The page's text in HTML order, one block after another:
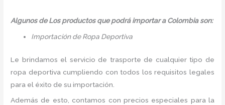
Algunos de Los productos que podrá importar a Colombia son:
Importación de Ropa Deportiva
Le brindamos el servicio de trasporte de cualquier tipo de
ropa deportiva cumpliendo con todos los requisitos legales
para el éxito de su importación.
Además de esto, contamos con precios especiales para la